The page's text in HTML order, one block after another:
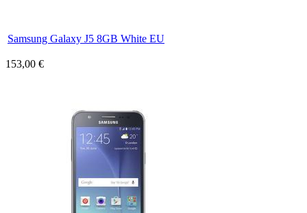
Samsung Galaxy J5 8GB White EU
153,00 €